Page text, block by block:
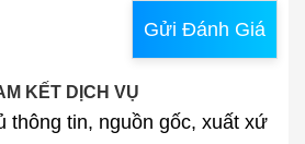
Gửi Đánh Giá
KẾT DỊCH VỤ
thông tin, nguồn gốc, xuất xứ